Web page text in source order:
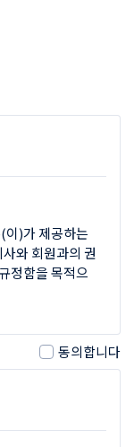
)가 제공하는
와 회원과의 권
정함을 목적으
같습니다.
회원"이 이용할
반 서비스를
동의합니다